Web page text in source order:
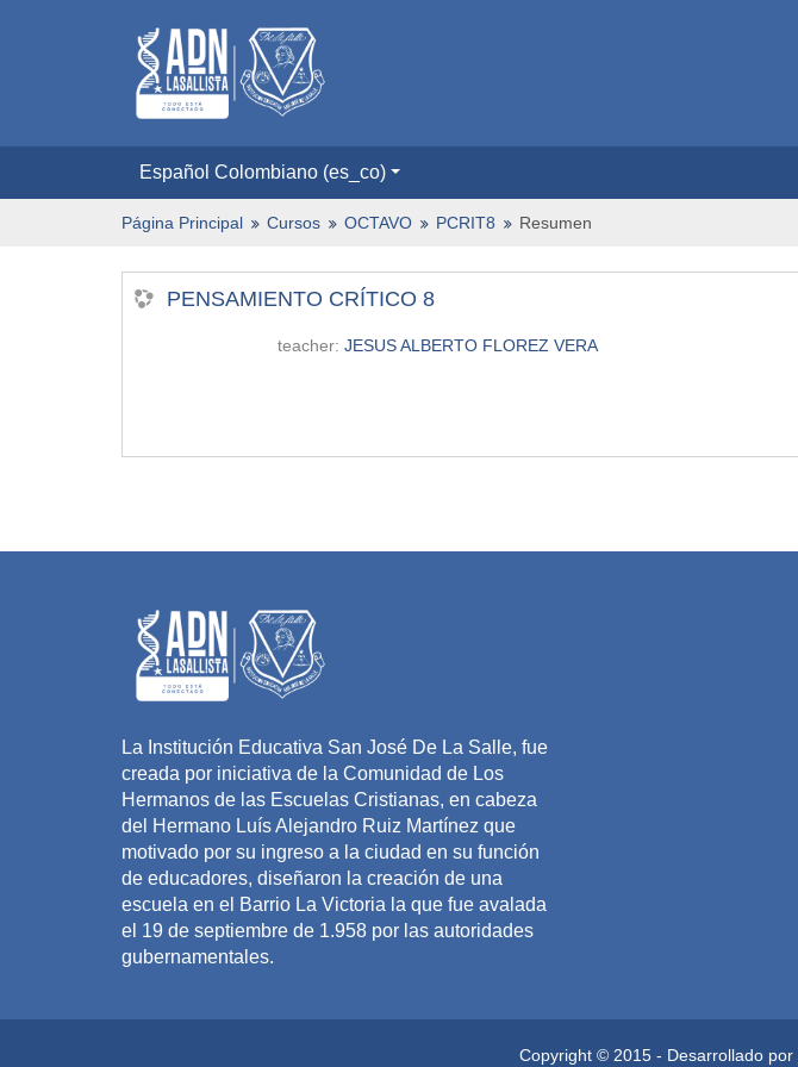
Español Colombiano ‎(es_co)‎
Página Principal Cursos OCTAVO PCRIT8 Resumen
PENSAMIENTO CRÍTICO 8
teacher: JESUS ALBERTO FLOREZ VERA
La Institución Educativa San José De La Salle, fue
creada por iniciativa de la Comunidad de Los
Hermanos de las Escuelas Cristianas, en cabeza
del Hermano Luís Alejandro Ruiz Martínez que
motivado por su ingreso a la ciudad en su función
de educadores, diseñaron la creación de una
escuela en el Barrio La Victoria la que fue avalada
el 19 de septiembre de 1.958 por las autoridades
gubernamentales.
Copyright © 2015 - Desarrollado por